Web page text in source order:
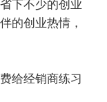
下不少的创业
的创业热情，
给经销商练习